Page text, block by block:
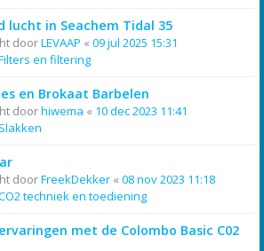
lucht in Seachem Tidal 35
doorLEVAAP « 09 jul 2025 15:31
en filtering
en Brokaat Barbelen
doorhiwema « 10 dec 2023 11:41
Slakken
doorFreekDekker « 08 nov 2023 11:18
techniek en toediening
met de Colombo Basic C02